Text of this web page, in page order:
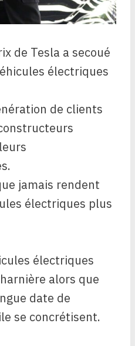
de Tesla a secoué
électriques
de clients
jamais rendent
électriques plus
électriques
alors que
date de
se concrétisent.